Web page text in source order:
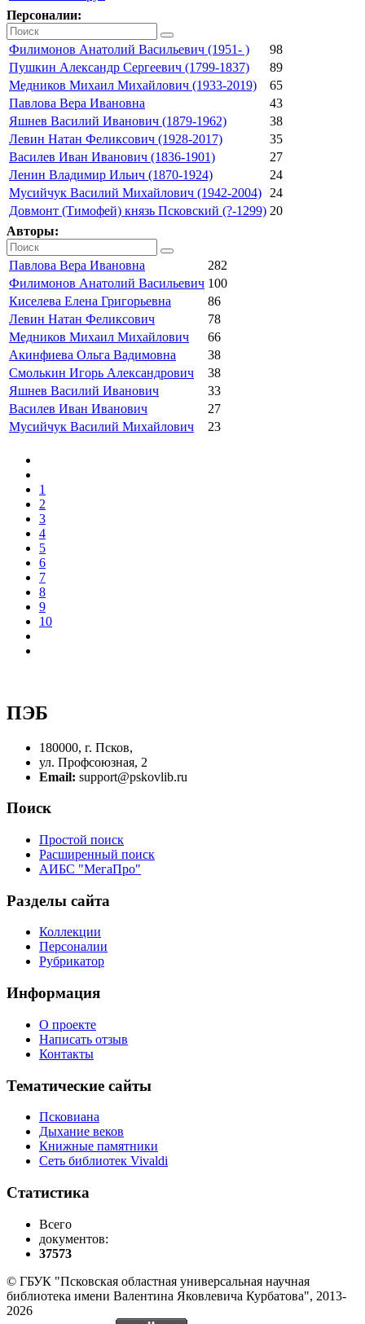
Персоналии:
Филимонов Анатолий Васильевич (1951- )
98
Пушкин Александр Сергеевич (1799-1837)
89
Медников Михаил Михайлович (1933-2019)
65
Павлова Вера Ивановна
43
Яшнев Василий Иванович (1879-1962)
38
Левин Натан Феликсович (1928-2017)
35
Василев Иван Иванович (1836-1901)
27
Ленин Владимир Ильич (1870-1924)
24
Мусийчук Василий Михайлович (1942-2004)
24
Довмонт (Тимофей) князь Псковский (?-1299) 20
Авторы:
Павлова Вера Ивановна
282
Филимонов Анатолий Васильевич 100
Киселева Елена Григорьевна
86
Левин Натан Феликсович
78
Медников Михаил Михайлович
66
Акинфиева Ольга Вадимовна
38
Смолькин Игорь Александрович
38
Яшнев Василий Иванович
33
Василев Иван Иванович
27
Мусийчук Василий Михайлович
23
1
2
3
4
5
6
7
8
9
10
ПЭБ
180000, г. Псков,
ул. Профсоюзная, 2
Email: support@pskovlib.ru
Поиск
Простой поиск
Расширенный поиск
АИБС "МегаПро"
Разделы сайта
Коллекции
Персоналии
Рубрикатор
Информация
О проекте
Написать отзыв
Контакты
Тематические сайты
Псковиана
Дыхание веков
Книжные памятники
Сеть библиотек Vivaldi
Статистика
Всего
документов:
37573
© ГБУК "Псковская областная универсальная научная
библиотека имени Валентина Яковлевича Курбатова", 2013-
2026